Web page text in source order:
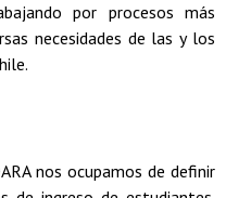
por procesos más
necesidades de las y los
nos ocupamos de definir